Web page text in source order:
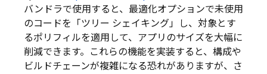
バンドラで使用すると、最適化オプションで未使用
のコードを「ツリー シェイキング」し、対象とす
るポリフィルを適用して、アプリのサイズを大幅に
削減できます。これらの機能を実装すると、構成や
ビルドチェーンが複雑になる恐れがありますが、さ